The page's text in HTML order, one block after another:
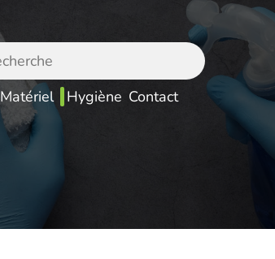
Entrer
votre
recherche
Matériel Hygiène Contact